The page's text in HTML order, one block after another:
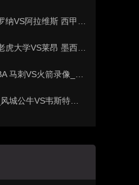
拉维斯 西甲_全场录像【
莱昂 墨西超_全场录像【
火箭录像_高清录像【
韦斯特彻斯特尼克斯 NB